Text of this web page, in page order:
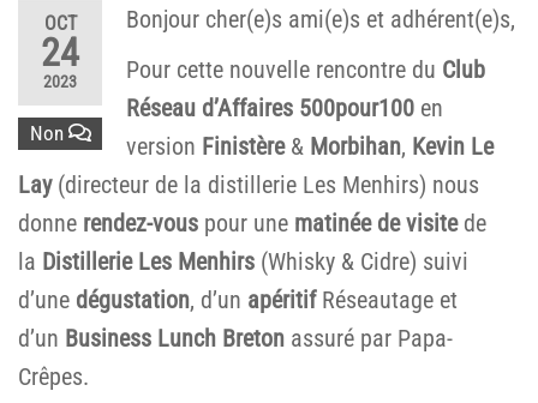
OCT
24
2023
Non
Bonjour cher(e)s ami(e)s et adhérent(e)s,
Pour cette nouvelle rencontre du Club
Réseau d’Affaires 500pour100 en
version Finistère & Morbihan, Kevin Le
Lay(directeur de la distillerie Les Menhirs) nous
donne rendez-vous pour une matinée de visite de
la Distillerie Les Menhirs (Whisky & Cidre) suivi
d’une dégustation, d’un apéritifRéseautage et
d’un Business Lunch Breton assuré par Papa-
Crêpes.